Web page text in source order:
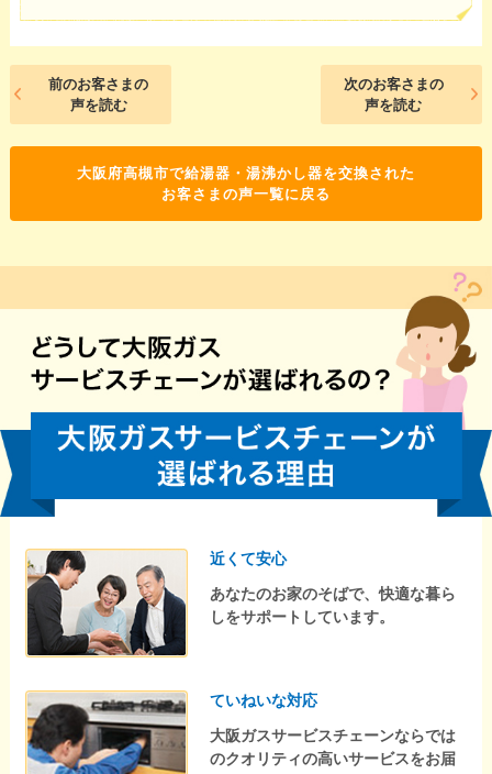
前のお客さまの
声を読む
次のお客さまの
声を読む
大阪府高槻市で給湯器・湯沸かし器を交換された
お客さまの声一覧に戻る
近くて安心
あなたのお家のそばで、快適な暮ら
しをサポートしています。
ていねいな対応
大阪ガスサービスチェーンならでは
のクオリティの高いサービスをお届